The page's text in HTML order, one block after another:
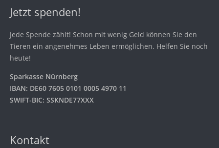
Jetzt spenden!
Jede Spende zählt! Schon mit wenig Geld können Sie den
Tieren ein angenehmes Leben ermöglichen. Helfen Sie noch
heute!
Sparkasse Nürnberg
IBAN: DE60 7605 0101 0005 4970 11
SWIFT-BIC: SSKNDE77XXX
Kontakt